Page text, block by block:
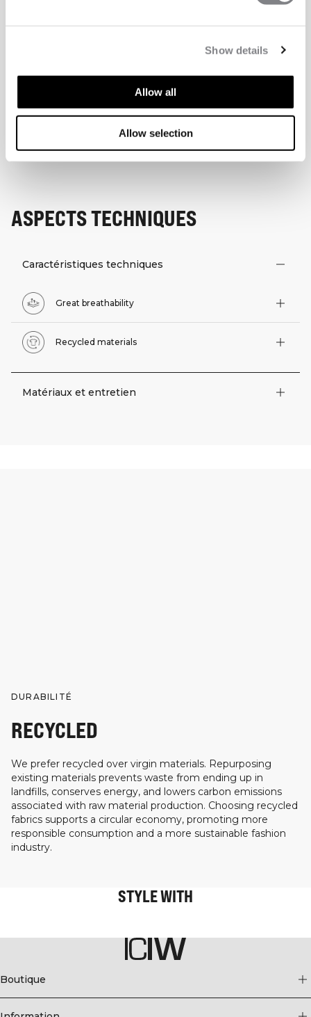
Show details
Allow all
Allow selection
ASPECTS TECHNIQUES
Caractéristiques techniques
Great breathability
Recycled materials
Matériaux et entretien
DURABILITÉ
RECYCLED
We prefer recycled over virgin materials. Repurposing
existing materials prevents waste from ending up in
landfills, conserves energy, and lowers carbon emissions
associated with raw material production. Choosing recycled
fabrics supports a circular economy, promoting more
responsible consumption and a more sustainable fashion
industry.
STYLE WITH
Boutique